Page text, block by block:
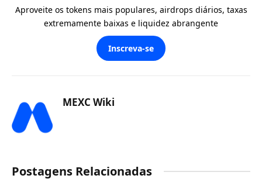
Aproveite os tokens mais populares, airdrops diários, taxas
extremamente baixas e liquidez abrangente
Inscreva-se
MEXC Wiki
Postagens Relacionadas